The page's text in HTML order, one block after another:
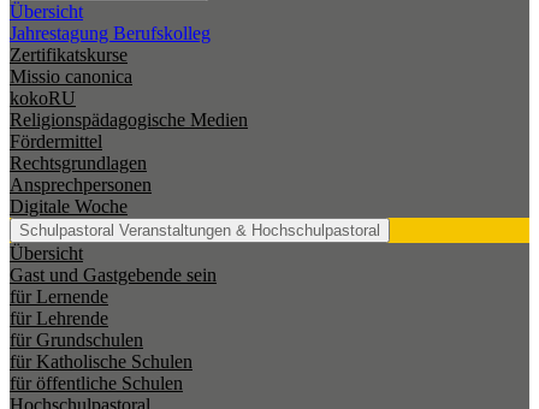
Übersicht
Jahrestagung Berufskolleg
Zertifikatskurse
Missio canonica
kokoRU
Religionspädagogische Medien
Fördermittel
Rechtsgrundlagen
Ansprechpersonen
Digitale Woche
Schulpastoral Veranstaltungen & Hochschulpastoral
Übersicht
Gast und Gastgebende sein
für Lernende
für Lehrende
für Grundschulen
für Katholische Schulen
für öffentliche Schulen